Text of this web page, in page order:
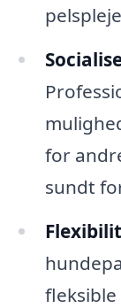
for
sundt
fleksible